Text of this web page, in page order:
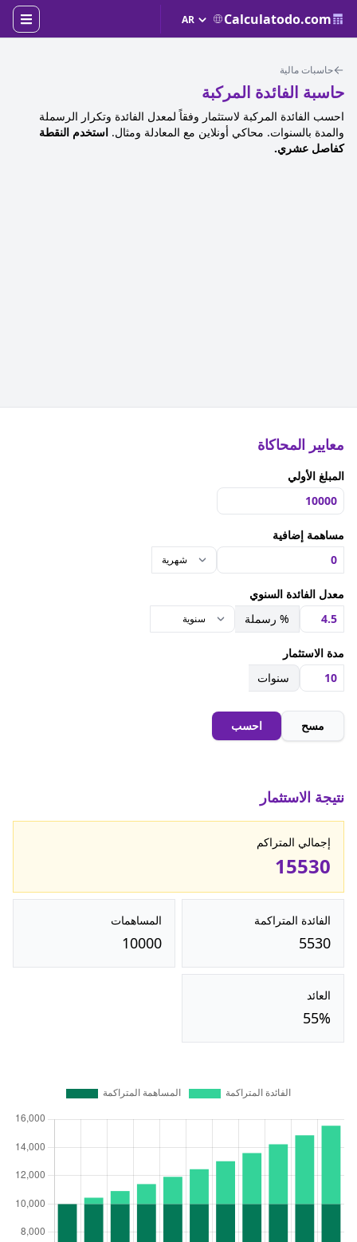
Calculatodo.com
حاسبات مالية
حاسبة الفائدة المركبة
احسب الفائدة المركبة لاستثمار وفقاً لمعدل الفائدة وتكرار الرسملة
والمدة بالسنوات. محاكي أونلاين مع المعادلة ومثال. استخدم النقطة
كفاصل عشري.
معايير المحاكاة
المبلغ الأولي
مساهمة إضافية
معدل الفائدة السنوي
% رسملة
مدة الاستثمار
سنوات
مسح احسب
نتيجة الاستثمار
إجمالي المتراكم
15530
الفائدة المتراكمة
5530
المساهمات
10000
العائد
55%